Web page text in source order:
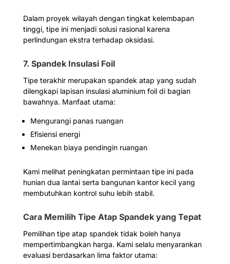
Dalam proyek wilayah dengan tingkat kelembapan
tinggi, tipe ini menjadi solusi rasional karena
perlindungan ekstra terhadap oksidasi.
7. Spandek Insulasi Foil
Tipe terakhir merupakan spandek atap yang sudah
dilengkapi lapisan insulasi aluminium foil di bagian
bawahnya. Manfaat utama:
Mengurangi panas ruangan
Efisiensi energi
Menekan biaya pendingin ruangan
Kami melihat peningkatan permintaan tipe ini pada
hunian dua lantai serta bangunan kantor kecil yang
membutuhkan kontrol suhu lebih stabil.
Cara Memilih Tipe Atap Spandek yang Tepat
Pemilihan tipe atap spandek tidak boleh hanya
mempertimbangkan harga. Kami selalu menyarankan
evaluasi berdasarkan lima faktor utama: